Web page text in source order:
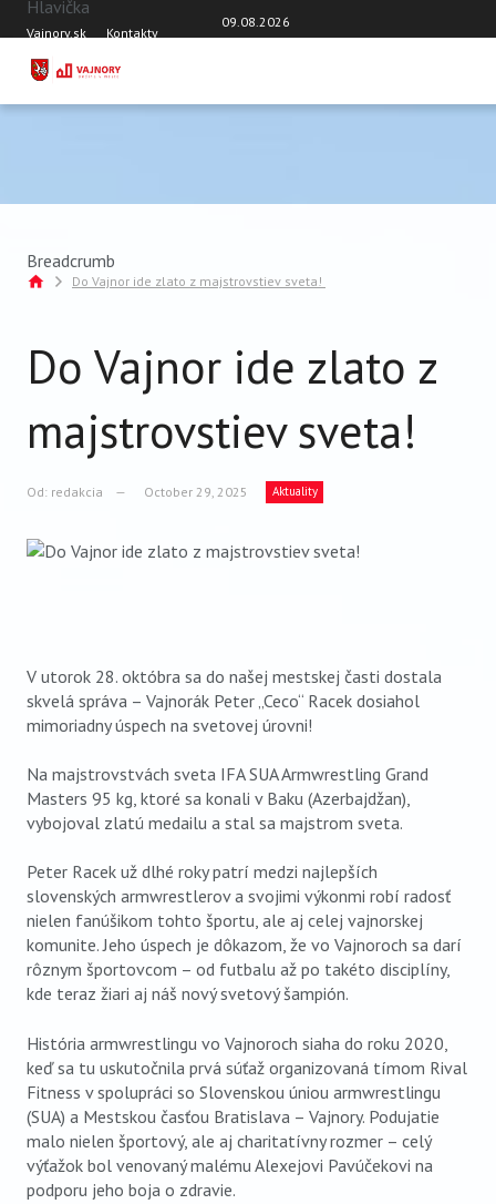
Skočiť na hlavný obsah
Hlavička
Vajnory.sk Kontakty
09.08.2026
DOMOV
OSOBNOSTI VAJNOR
ROZHOVORY
ŠPORT
VAJNORSKÝ ORNAMENT
VAJNORSKÝ ŽIVOT
Z HISTÓRIE
AUDIO
Breadcrumb
Do Vajnor ide zlato z majstrovstiev sveta!
Do Vajnor ide zlato z
majstrovstiev sveta!
Od: redakcia October 29, 2025 Aktuality
V utorok 28. októbra sa do našej mestskej časti dostala
skvelá správa – Vajnorák Peter „Ceco“ Racek dosiahol
mimoriadny úspech na svetovej úrovni!
Na majstrovstvách sveta IFA SUA Armwrestling Grand
Masters 95 kg, ktoré sa konali v Baku (Azerbajdžan),
vybojoval zlatú medailu a stal sa majstrom sveta.
Peter Racek už dlhé roky patrí medzi najlepších
slovenských armwrestlerov a svojimi výkonmi robí radosť
nielen fanúšikom tohto športu, ale aj celej vajnorskej
komunite. Jeho úspech je dôkazom, že vo Vajnoroch sa darí
rôznym športovcom – od futbalu až po takéto disciplíny,
kde teraz žiari aj náš nový svetový šampión.
História armwrestlingu vo Vajnoroch siaha do roku 2020,
keď sa tu uskutočnila prvá súťaž organizovaná tímom Rival
Fitness v spolupráci so Slovenskou úniou armwrestlingu
(SUA) a Mestskou časťou Bratislava – Vajnory. Podujatie
malo nielen športový, ale aj charitatívny rozmer – celý
výťažok bol venovaný malému Alexejovi Pavúčekovi na
podporu jeho boja o zdravie.